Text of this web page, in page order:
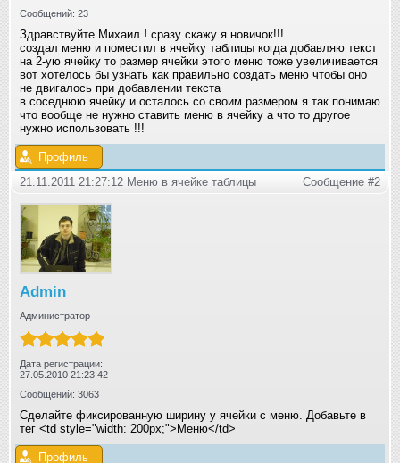
Сообщений: 23
Здравствуйте Михаил ! сразу скажу я новичок!!!
создал меню и поместил в ячейку таблицы когда добавляю текст
на 2-ую ячейку то размер ячейки этого меню тоже увеличивается
вот хотелось бы узнать как правильно создать меню чтобы оно
не двигалось при добавлении текста
в соседнюю ячейку и осталось со своим размером я так понимаю
что вообще не нужно ставить меню в ячейку а что то другое
нужно использовать !!!
Профиль
21.11.2011 21:27:12 Меню в ячейке таблицы
Сообщение #2
Admin
Администратор
Дата регистрации:
27.05.2010 21:23:42
Сообщений: 3063
Сделайте фиксированную ширину у ячейки с меню. Добавьте в
тег <td style="width: 200px;">Меню</td>
Профиль